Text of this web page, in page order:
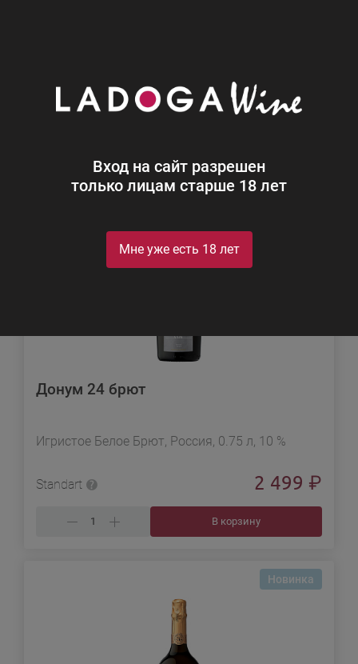
Вход на сайт разрешен
только лицам старше 18 лет
Мне уже есть 18 лет
Новинки
Донум 24 брют
Игристое Белое Брют, Россия, 0.75 л, 10 %
Standart 2 499 ₽
В корзину
Новинка